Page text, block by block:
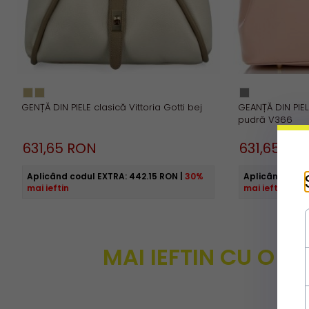
GENȚĂ DIN PIELE clasică Vittoria Gotti bej
631,65 RON
Aplicând codul EXTRA: 442.15 RON
30%
mai ieftin
GEANȚĂ DIN
pudră V366
631,65
Aplicând
mai ieftin
MAI IEFTIN CU O